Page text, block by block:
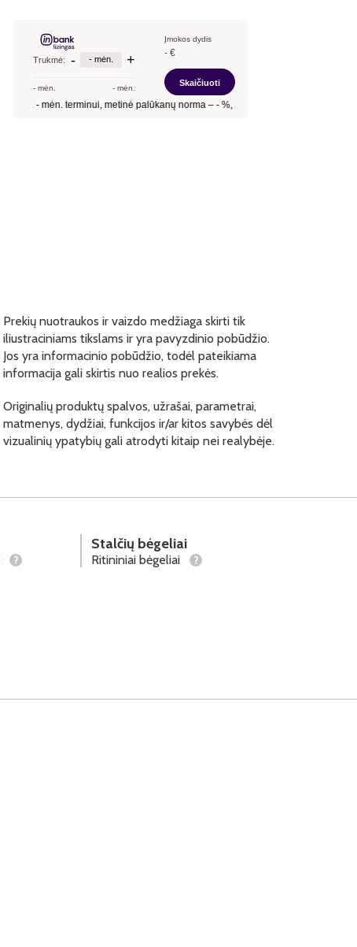
Prekių nuotraukos ir vaizdo medžiaga skirti tik
iliustraciniams tikslams ir yra pavyzdinio pobūdžio.
Jos yra informacinio pobūdžio, todėl pateikiama
informacija gali skirtis nuo realios prekės.
Originalių produktų spalvos, užrašai, parametrai,
matmenys, dydžiai, funkcijos ir/ar kitos savybės dėl
vizualinių ypatybių gali atrodyti kitaip nei realybėje.
?
Stalčių bėgeliai
Ritininiai bėgeliai ?